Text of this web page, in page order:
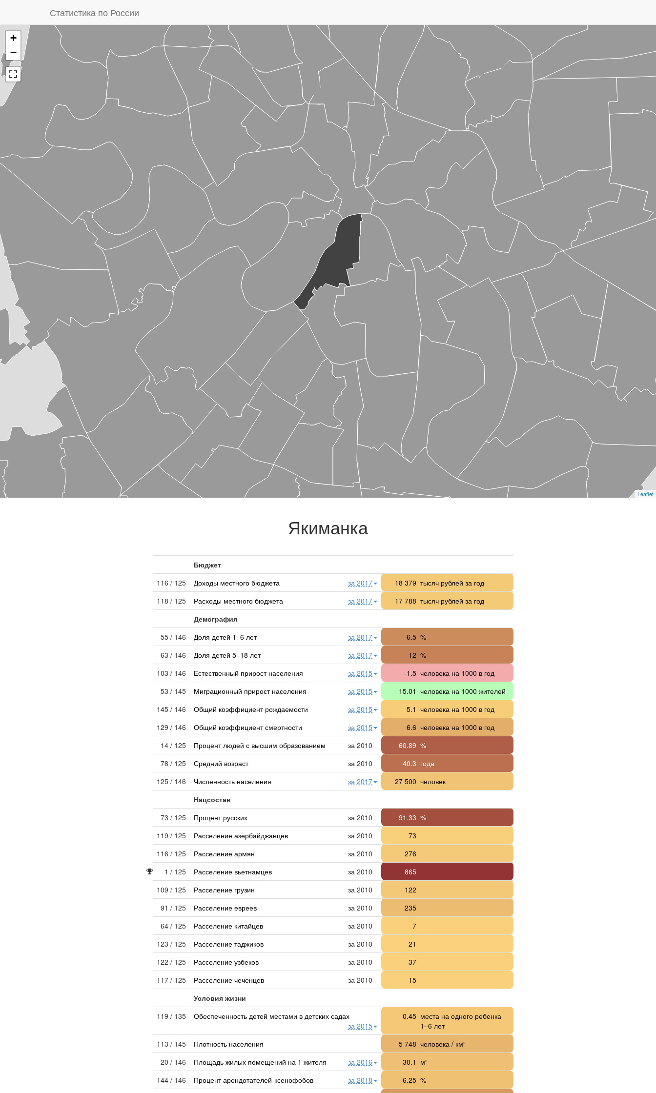
Статистика по России
+
−
Leaflet
Якиманка
Бюджет
116 / 125
Доходы местного бюджета за 2017 18 379 тысяч рублей за год
118 / 125
Расходы местного бюджета за 2017 17 788 тысяч рублей за год
Демография
55 / 146
Доля детей 1–6 лет за 2017 6.5 %
63 / 146
Доля детей 5–18 лет за 2017 12 %
103 / 146
Естественный прирост населения за 2015 -1.5 человека на 1000 в год
53 / 145
Миграционный прирост населения за 2015 15.01 человека на 1000 жителей
145 / 146
Общий коэффициент рождаемости за 2015 5.1 человека на 1000 в год
129 / 146
Общий коэффициент смертности за 2015 6.6 человека на 1000 в год
14 / 125
Процент людей с высшим образованием за 2010 60.89 %
78 / 125
Средний возраст за 2010 40.3 года
125 / 146
Численность населения за 2017 27 500 человек
Нацсостав
73 / 125
Процент русских за 2010 91.33 %
119 / 125
Расселение азербайджанцев за 2010
73
116 / 125
Расселение армян за 2010
276
1 / 125
Расселение вьетнамцев за 2010
865
109 / 125
Расселение грузин за 2010
122
91 / 125
Расселение евреев за 2010
235
64 / 125
Расселение китайцев за 2010
7
123 / 125
Расселение таджиков за 2010
21
122 / 125
Расселение узбеков за 2010
37
117 / 125
Расселение чеченцев за 2010
15
Условия жизни
119 / 135
Обеспеченность детей местами в детских садах
за 2015
0.45 места на одного ребенка
1–6 лет
113 / 145
Плотность населения 5 748 человека / км²
20 / 146
Площадь жилых помещений на 1 жителя за 2016 30.1 м²
144 / 146
Процент арендотателей-ксенофобов за 2018 6.25 %